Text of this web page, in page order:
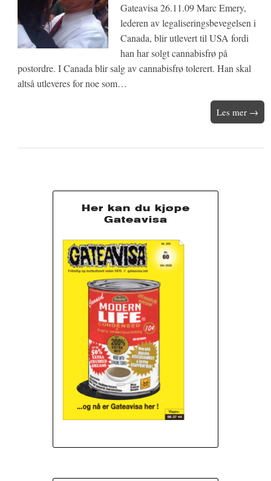
Gateavisa 26.11.09 Marc Emery,
lederen av legaliseringsbevegelsen i
Canada, blir utlevert til USA fordi
han har solgt cannabisfrø på
postordre. I Canada blir salg av cannabisfrø tolerert. Han skal
altså utleveres for noe som…
Les mer →
Her kan du kjøpe
Gateavisa